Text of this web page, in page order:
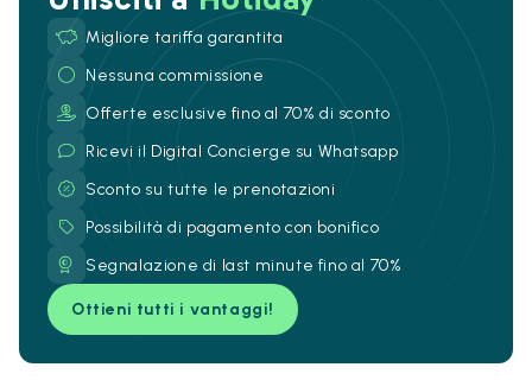
Migliore tariffa garantita
Nessuna commissione
Offerte esclusive fino al 70% di sconto
Ricevi il Digital Concierge su Whatsapp
Sconto su tutte le prenotazioni
Possibilità di pagamento con bonifico
Segnalazione di last minute fino al 70%
Ottieni tutti i vantaggi!